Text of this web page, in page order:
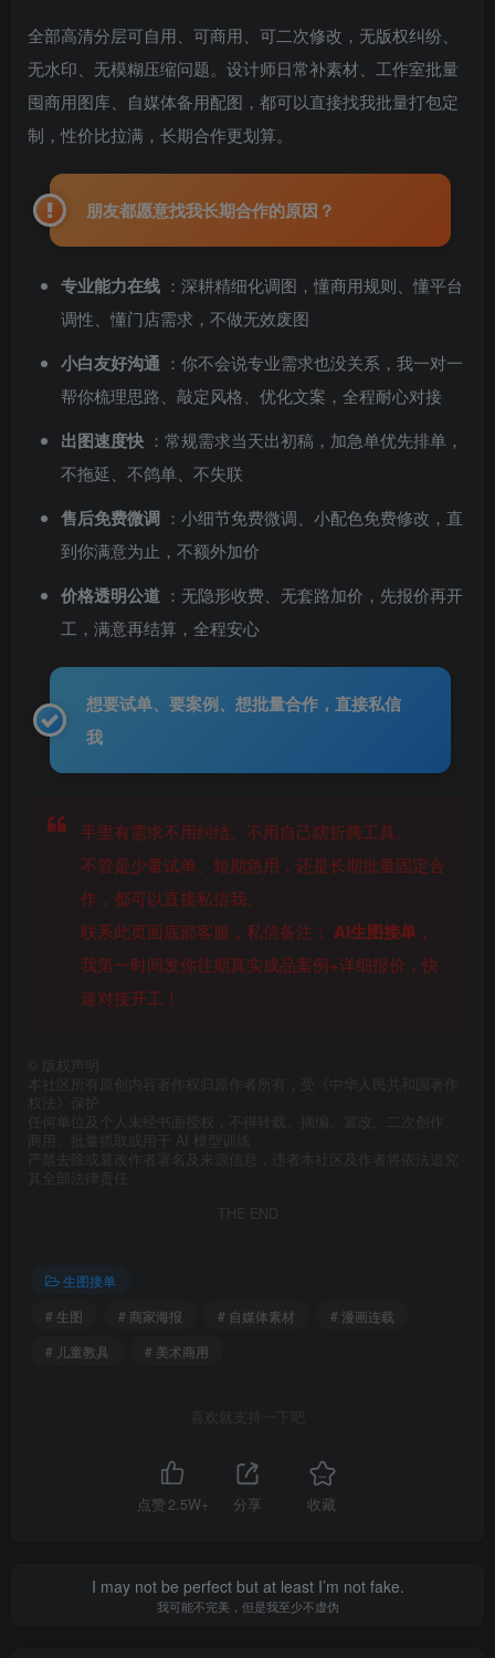
全部高清分层可自用、可商用、可二次修改，无版权纠纷、
无水印、无模糊压缩问题。设计师日常补素材、工作室批量
囤商用图库、自媒体备用配图，都可以直接找我批量打包定
制，性价比拉满，长期合作更划算。
朋友都愿意找我长期合作的原因？
专业能力在线 ：深耕精细化调图，懂商用规则、懂平台
调性、懂门店需求，不做无效废图
小白友好沟通 ：你不会说专业需求也没关系，我一对一
帮你梳理思路、敲定风格、优化文案，全程耐心对接
出图速度快 ：常规需求当天出初稿，加急单优先排单，
不拖延、不鸽单、不失联
售后免费微调 ：小细节免费微调、小配色免费修改，直
到你满意为止，不额外加价
价格透明公道 ：无隐形收费、无套路加价，先报价再开
工，满意再结算，全程安心
想要试单、要案例、想批量合作，直接私信
我
手里有需求不用纠结、不用自己瞎折腾工具。
不管是少量试单、短期急用，还是长期批量固定合
作，都可以直接私信我。
联系此页面底部客服，私信备注： AI生图接单 ，
我第一时间发你往期真实成品案例+详细报价，快
速对接开工！
版权声明
本社区所有原创内容著作权归原作者所有，受《中华人民共和国著作
权法》保护
任何单位及个人未经书面授权，不得转载、摘编、篡改、二次创作、
商用、批量抓取或用于 AI 模型训练
严禁去除或篡改作者署名及来源信息，违者本社区及作者将依法追究
其全部法律责任
THE END
生图接单
# 生图
# 商家海报 # 自媒体素材
# 漫画连载
# 儿童教具
# 美术商用
喜欢就支持一下吧
点赞2.5W+ 分享 收藏
I may not be perfect but at least I’m not fake.
我可能不完美，但是我至少不虚伪